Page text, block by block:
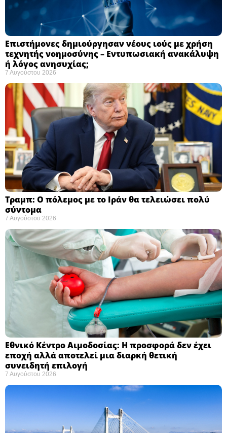
Επιστήμονες δημιούργησαν νέους ιούς με χρήση
τεχνητής νοημοσύνης – Εντυπωσιακή ανακάλυψη
ή λόγος ανησυχίας; ​
7 Αυγούστου 2026
Τραμπ: Ο πόλεμος με το Ιράν θα τελειώσει πολύ
σύντομα ​
7 Αυγούστου 2026
Εθνικό Κέντρο Αιμοδοσίας: H προσφορά δεν έχει
εποχή αλλά αποτελεί μια διαρκή θετική
συνειδητή επιλογή ​
7 Αυγούστου 2026